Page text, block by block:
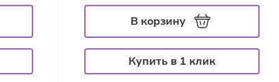
В корзину
Купить в 1 клик